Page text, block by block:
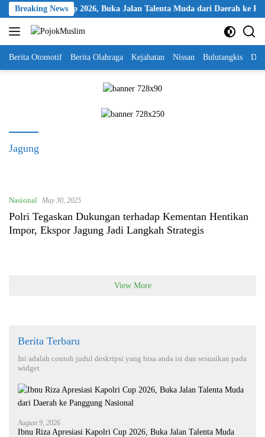
Skip
to
content
Breaking News
Kapolri Cup 2026, Buka Jalan Talenta Muda dari Daerah ke
Berita Otomotif Berita Olahraga Kejahatan Nissan Bulutangkis
Jagung
Nasional May 30, 2025
Polri Tegaskan Dukungan terhadap Kementan Hentikan
Impor, Ekspor Jagung Jadi Langkah Strategis
View More
Berita Terbaru
Ini adalah contoh judul deskripsi yang bisa anda isi dan sesuaikan pada
widget
August 9, 2026
Ibnu Riza Apresiasi Kapolri Cup 2026, Buka Jalan Talenta Muda